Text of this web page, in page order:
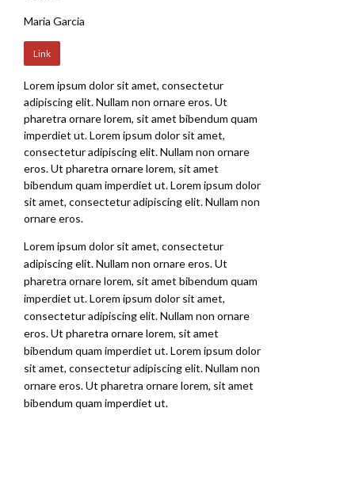
Lorem ipsum dolor sit amet, consectetur
adipiscing elit. Nullam non ornare eros. Ut
pharetra ornare lorem, sit amet bibendum quam
imperdiet ut. Lorem ipsum dolor sit amet,
consectetur adipiscing elit. Nullam non ornare
eros. Ut pharetra ornare lorem, sit amet
bibendum quam imperdiet ut. Lorem ipsum dolor
sit amet, consectetur adipiscing elit. Nullam non
ornare eros.
Lorem ipsum dolor sit amet, consectetur
adipiscing elit. Nullam non ornare eros. Ut
pharetra ornare lorem, sit amet bibendum quam
imperdiet ut. Lorem ipsum dolor sit amet,
consectetur adipiscing elit. Nullam non ornare
eros. Ut pharetra ornare lorem, sit amet
bibendum quam imperdiet ut. Lorem ipsum dolor
sit amet, consectetur adipiscing elit. Nullam non
ornare eros. Ut pharetra ornare lorem, sit amet
bibendum quam imperdiet ut.
Maria Garcia
Link